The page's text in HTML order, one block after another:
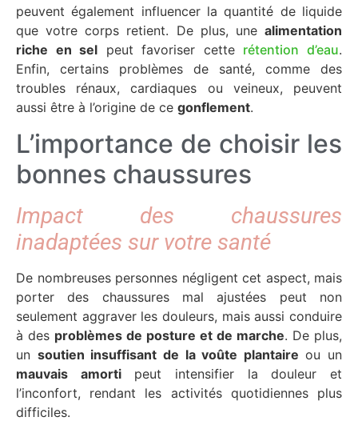
peuvent également influencer la quantité de liquide
que votre corps retient. De plus, une alimentation
riche en sel peut favoriser cette rétention d’eau.
Enfin, certains problèmes de santé, comme des
troubles rénaux, cardiaques ou veineux, peuvent
aussi être à l’origine de ce gonflement.
L’importance de choisir les
bonnes chaussures
Impact des chaussures
inadaptées sur votre santé
De nombreuses personnes négligent cet aspect, mais
porter des chaussures mal ajustées peut non
seulement aggraver les douleurs, mais aussi conduire
à des problèmes de posture et de marche. De plus,
un soutien insuffisant de la voûte plantaire ou un
mauvais amortipeut intensifier la douleur et
l’inconfort, rendant les activités quotidiennes plus
difficiles.